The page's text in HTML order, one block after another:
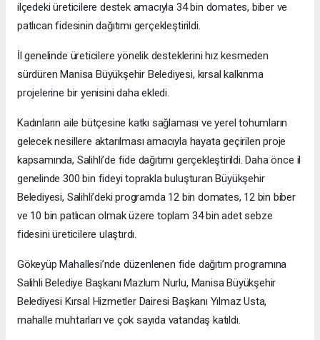
ilçedeki üreticilere destek amacıyla 34 bin domates, biber ve
patlıcan fidesinin dağıtımı gerçekleştirildi.
İl genelinde üreticilere yönelik desteklerini hız kesmeden
sürdüren Manisa Büyükşehir Belediyesi, kırsal kalkınma
projelerine bir yenisini daha ekledi.
Kadınların aile bütçesine katkı sağlaması ve yerel tohumların
gelecek nesillere aktarılması amacıyla hayata geçirilen proje
kapsamında, Salihli’de fide dağıtımı gerçekleştirildi. Daha önce il
genelinde 300 bin fideyi toprakla buluşturan Büyükşehir
Belediyesi, Salihli’deki programda 12 bin domates, 12 bin biber
ve 10 bin patlıcan olmak üzere toplam 34 bin adet sebze
fidesini üreticilere ulaştırdı.
Gökeyüp Mahallesi’nde düzenlenen fide dağıtım programına
Salihli Belediye Başkanı Mazlum Nurlu, Manisa Büyükşehir
Belediyesi Kırsal Hizmetler Dairesi Başkanı Yılmaz Usta,
mahalle muhtarları ve çok sayıda vatandaş katıldı.